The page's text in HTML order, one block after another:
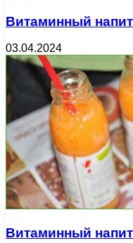
Витаминный
03.04.2024
Витаминный